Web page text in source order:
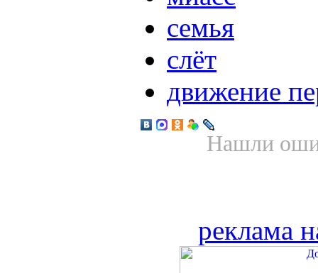
семья
слёт
движение
Нашли
реклама